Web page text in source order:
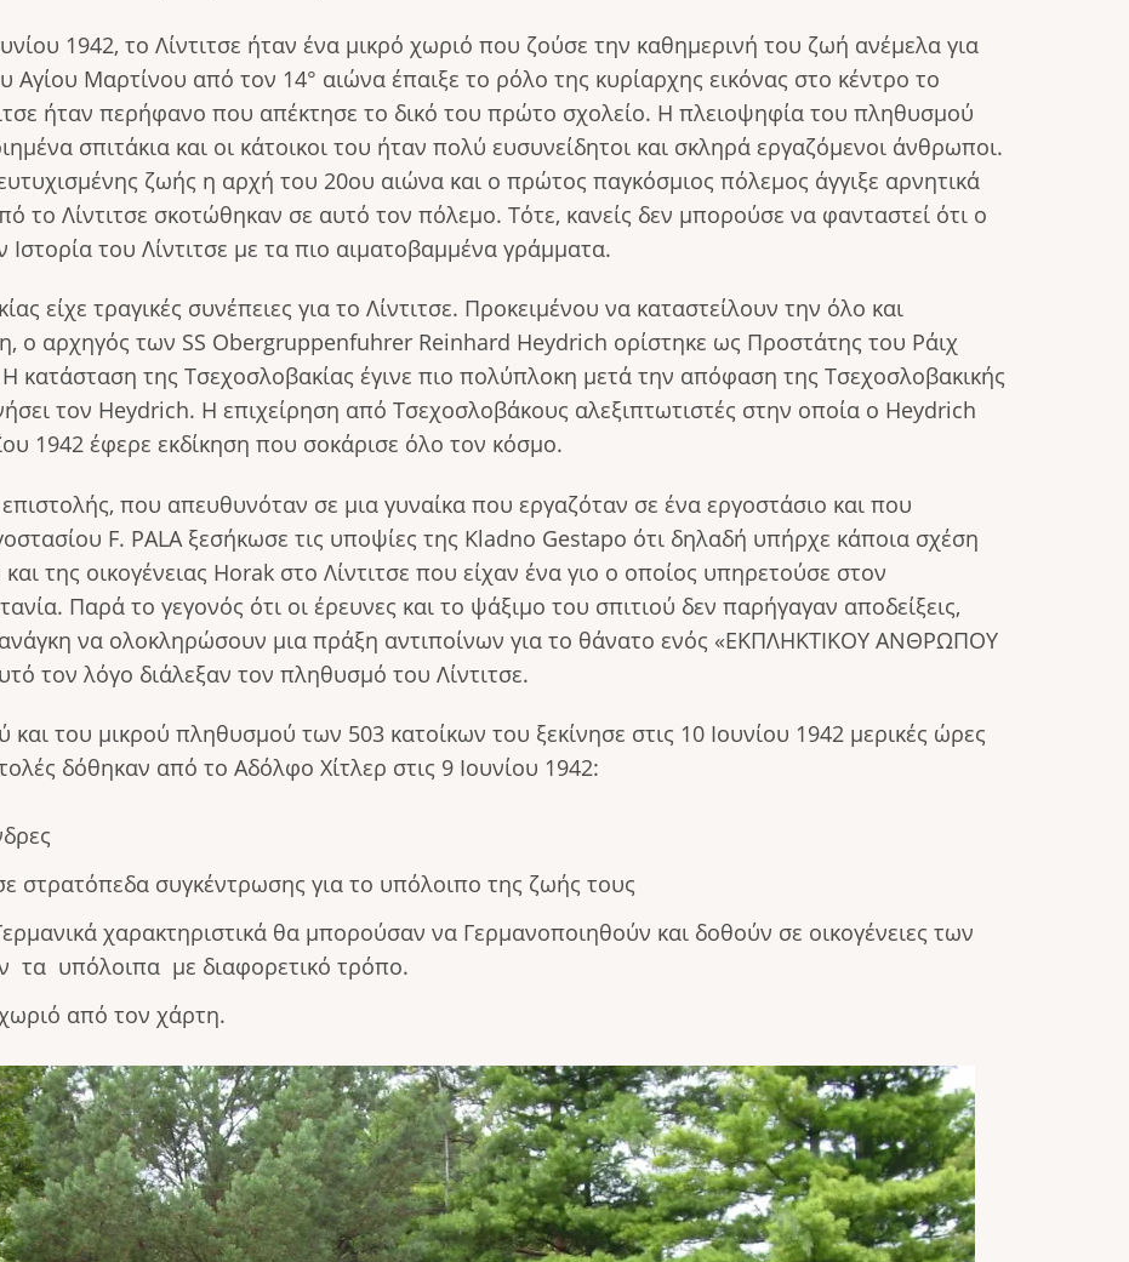
1942, το Λίντιτσε ήταν ένα μικρό χωριό που ζούσε την καθημερινή του ζωή ανέμελα για
Αγίου Μαρτίνου από τον 14° αιώνα έπαιξε το ρόλο της κυρίαρχης εικόνας στο κέντρο το
ήταν περήφανο που απέκτησε το δικό του πρώτο σχολείο. Η πλειοψηφία του πληθυσμού
σπιτάκια και οι κάτοικοι του ήταν πολύ ευσυνείδητοι και σκληρά εργαζόμενοι άνθρωποι.
ζωής η αρχή του 20ου αιώνα και ο πρώτος παγκόσμιος πόλεμος άγγιξε αρνητικά
το Λίντιτσε σκοτώθηκαν σε αυτό τον πόλεμο. Τότε, κανείς δεν μπορούσε να φανταστεί ότι ο
του Λίντιτσε με τα πιο αιματοβαμμένα γράμματα.
είχε τραγικές συνέπειες για το Λίντιτσε. Προκειμένου να καταστείλουν την όλο και
ο αρχηγός των SS Οbergruppenfuhrer Reinhard Heydrich ορίστηκε ως Προστάτης του Ράιχ
κατάσταση της Τσεχοσλοβακίας έγινε πιο πολύπλοκη μετά την απόφαση της Τσεχοσλοβακικής
τον Heydrich. Η επιχείρηση από Τσεχοσλοβάκους αλεξιπτωτιστές στην οποία ο Heydrich
1942 έφερε εκδίκηση που σοκάρισε όλο τον κόσμο.
που απευθυνόταν σε μια γυναίκα που εργαζόταν σε ένα εργοστάσιο και που
F. PALA ξεσήκωσε τις υποψίες της Κladno Gestapo ότι δηλαδή υπήρχε κάποια σχέση
της οικογένειας Horak στο Λίντιτσε που είχαν ένα γιο ο οποίος υπηρετούσε στον
Παρά το γεγονός ότι οι έρευνες και το ψάξιμο του σπιτιού δεν παρήγαγαν αποδείξεις,
να ολοκληρώσουν μια πράξη αντιποίνων για το θάνατο ενός «ΕΚΠΛΗΚΤΙΚΟΥ ΑΝΘΡΩΠΟΥ
τον λόγο διάλεξαν τον πληθυσμό του Λίντιτσε.
του μικρού πληθυσμού των 503 κατοίκων του ξεκίνησε στις 10 Ιουνίου 1942 μερικές ώρες
δόθηκαν από το Αδόλφο Χίτλερ στις 9 Ιουνίου 1942:
στρατόπεδα συγκέντρωσης για το υπόλοιπο της ζωής τους
χαρακτηριστικά θα μπορούσαν να Γερμανοποιηθούν και δοθούν σε οικογένειες των
υπόλοιπα με διαφορετικό τρόπο.
από τον χάρτη.